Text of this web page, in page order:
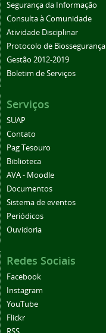
Segurança da Informação
Consulta à Comunidade
Atividade Disciplinar
Protocolo de Biossegurança
Gestão 2012-2019
Boletim de Serviços
Serviços
SUAP
Contato
Pag Tesouro
Biblioteca
AVA - Moodle
Documentos
Sistema de eventos
Periódicos
Ouvidoria
Redes Sociais
Facebook
Instagram
YouTube
Flickr